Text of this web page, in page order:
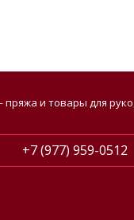
пряжа и товары для
+7 (977) 959-0512